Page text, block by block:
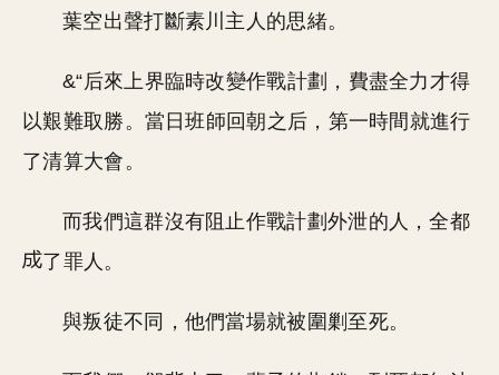
葉空出聲打斷素川主人的思緒。
&“后來上界臨時改變作戰計劃，費盡全力才得
以艱難取勝。當日班師回朝之后，第一時間就進行
了清算大會。
而我們這群沒有阻止作戰計劃外泄的人，全都
了罪人。
與叛徒不同，他們當場就被圍剿至死。